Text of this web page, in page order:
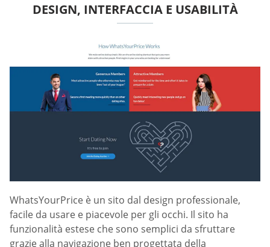
DESIGN, INTERFACCIA E USABILITÀ
WhatsYourPrice è un sito dal design professionale,
facile da usare e piacevole per gli occhi. Il sito ha
funzionalità estese che sono semplici da sfruttare
grazie alla navigazione ben progettata della